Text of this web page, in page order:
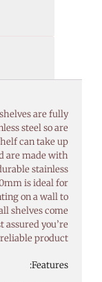
are fully
steel so are
can take up
are made with
stainless
is ideal for
on a wall to
shelves come
assured you’re
product!
Features: